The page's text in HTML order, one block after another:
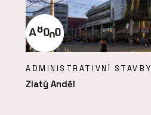
ADMINISTRATIVNÍ STAVBY
Zlatý Anděl